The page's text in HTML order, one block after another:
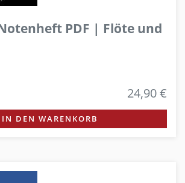
PDF | Flöte und
24,90 €
IN DEN WARENKORB